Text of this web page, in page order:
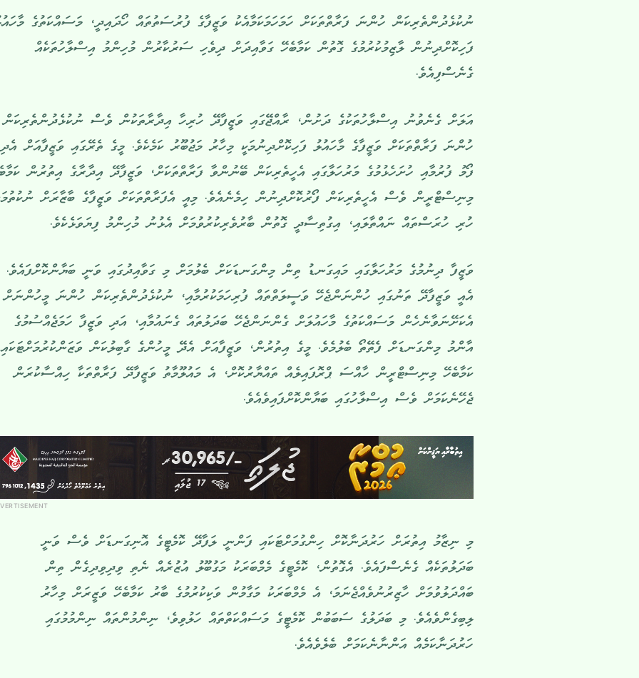
ނުކުޅެދުންތެރިކަން ހުންނަ ފަރާތްތަކަށް ހަމަހަމަކަމާއެކު ވަޒީފާގެ ފުރުސަތުތައް ހޯދައިދީ، މަސައްކަތުގެ
ފަހިކޮށްދިނުން ލާޒިމުކުރުމުގެ ގޮތުން ކަމާބެހޭ ގަވާއިދަށް ދިވެހި ސަރުކާރުން މުހިންމު އިސްލާހުތަކެއް
ގެނެސްފިއެވެ.
އަލަށް ގެނެވުނު އިސްލާހުތަކުގެ ދަށުން، ރާއްޖޭގައި ވަޒީފާދޭ ހުރިހާ އިދާރާތަކުން ވެސް ނުކުޅެދުންތެރިކަން
ހުންނަ ފަރާތްތަކަށް ވަޒީފާގެ މާހައުލު ފަހިކޮށްދިނުމަކީ މިހާރު މަޖުބޫރު ކަމެކެވެ. މީގެ ތެރޭގައި ވަޒީފާއަށް އެދި
ފޯމު ފުރުމާއި ހުށަހެޅުމުގެ މަރުހަލާގައި އެހީތެރިކަން ބޭނުންވާ ފަރާތްތަކަށް، ވަޒީފާދޭ އިދާރާގެ އިތުރުން
މިނިސްޓްރީން ވެސް އެހީތެރިކަން ފޯރުކޮށްދިނުން ހިމެނެއެވެ. މިއީ އެފަރާތްތަކަށް ވަޒީފާގެ ބާޒާރަށް
ހުރި ހުރަސްތައް ނައްތާލައި، އިގުތިސާދީ ގޮތުން ބާރުވެރިކުރުވުމަށް އެޅުނު މުހިންމު ފިޔަވަޅެކެވެ.
ވަޒީފާ ދިނުމުގެ މަރުހަލާގައި މައިގަނޑު ތިން މިންގަނޑަކަށް ބެލުމަށް މި ގަވާއިދުގައި ވަނީ ބަޔާންކޮށްފައެވެ.
އެއީ ވަޒީފާދޭ ތަނުގައި ހުންނަންޖެހޭ ވަސީލަތްތައް ފުރިހަމަކުރުމާއި، ނުކުޅެދުންތެރިކަން ހުންނަ މީހުންނަށް
އެކަށޭނަވާނެހެން މަސައްކަތުގެ މާހައުލަށް ގެންނަންޖެހޭ ބަދަލުތައް ގެނައުމާއި، އަދި ވަޒީފާ ހަމަޖެއްސުމުގެ
އާންމު މިންގަނޑަށް ފެތޭތޯ ބެލުމެވެ. މީގެ އިތުރުން، ވަޒީފާއަށް އެދޭ މީހުންގެ ގާބިލުކަން ވަޒަންކުރުމަށްޓަކައި
ކަމާބެހޭ މިނިސްޓްރީން ހާއްސަ ޕްރޮފައިލެއް ތައްޔާރުކޮށް، އެ މައުލޫމާތު ވަޒީފާދޭ ފަރާތްތަކާ ހިއްސާކުރަން
ޖެހޭނެކަމަށް ވެސް އިސްލާހުގައި ބަޔާންކޮށްފައިވެއެވެ.
މި ނިޒާމު އިތުރަށް ހަރުދަނާކޮށް ހިންގުމަށްޓަކައި ފަންނީ ލަފާދޭ ކޮމެޓީގެ އޮނިގަނޑަށް ވެސް ވަނީ
ބަދަލުތަކެއް ގެނެސްފައެވެ. އެގޮތުން، ކޮމެޓީގެ މެމްބަރަކު މަގުބޫލު އުޒުރެއް ނެތި ވިދިވިދިގެން ތިން
ބައްދަލުވުމަށް ހާޒިރުނުވެއްޖެނަމަ، އެ މެމްބަރަކު މަގާމުން ވަކިކުރުމުގެ ބާރު ކަމާބެހޭ ވަޒީރަށް މިހާރު
ލިބިގެންވެއެވެ. މި ބަދަލުގެ ސަބަބުން ކޮމެޓީގެ މަސައްކަތްތައް ހަލުވިވެ، ނިންމުންތައް ނިންމުމުގައި
ހަރުދަނާކަމެއް އަންނާނެކަމަށް ބެލެވެއެވެ.